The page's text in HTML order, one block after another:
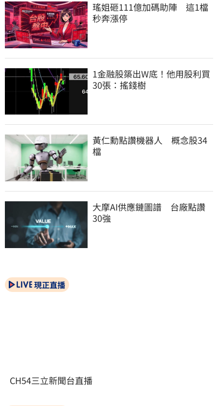
瑤姐砸111億加碼助陣　這1檔
秒奔漲停
1金融股築出W底！他用股利買
30張：搖錢樹
黃仁勳點讚機器人　概念股34
檔
大摩AI供應鏈圖譜　台廠點讚
30強
現正直播
CH54三立新聞台直播